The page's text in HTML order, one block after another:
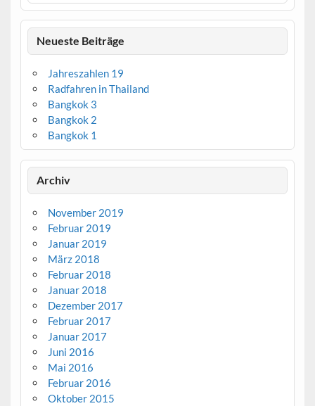
Neueste Beiträge
Jahreszahlen 19
Radfahren in Thailand
Bangkok 3
Bangkok 2
Bangkok 1
Archiv
November 2019
Februar 2019
Januar 2019
März 2018
Februar 2018
Januar 2018
Dezember 2017
Februar 2017
Januar 2017
Juni 2016
Mai 2016
Februar 2016
Oktober 2015